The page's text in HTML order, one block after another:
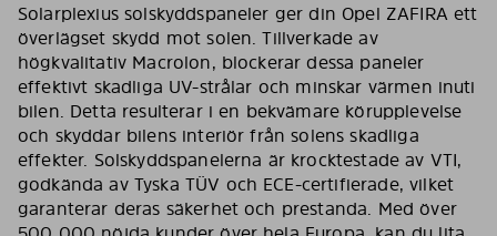
Solarplexius solskyddspaneler ger din Opel ZAFIRA ett
överlägset skydd mot solen. Tillverkade av
högkvalitativ Macrolon, blockerar dessa paneler
effektivt skadliga UV-strålar och minskar värmen inuti
bilen. Detta resulterar i en bekvämare körupplevelse
och skyddar bilens interiör från solens skadliga
effekter. Solskyddspanelerna är krocktestade av VTI,
godkända av Tyska TÜV och ECE-certifierade, vilket
garanterar deras säkerhet och prestanda. Med över